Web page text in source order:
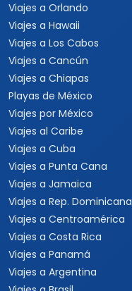
Viajes a Orlando
Viajes a Hawaii
Viajes a Los Cabos
Viajes a Cancún
Viajes a Chiapas
Playas de México
Viajes por México
Viajes al Caribe
Viajes a Cuba
Viajes a Punta Cana
Viajes a Jamaica
Viajes a Rep. Dominicana
Viajes a Centroamérica
Viajes a Costa Rica
Viajes a Panamá
Viajes a Argentina